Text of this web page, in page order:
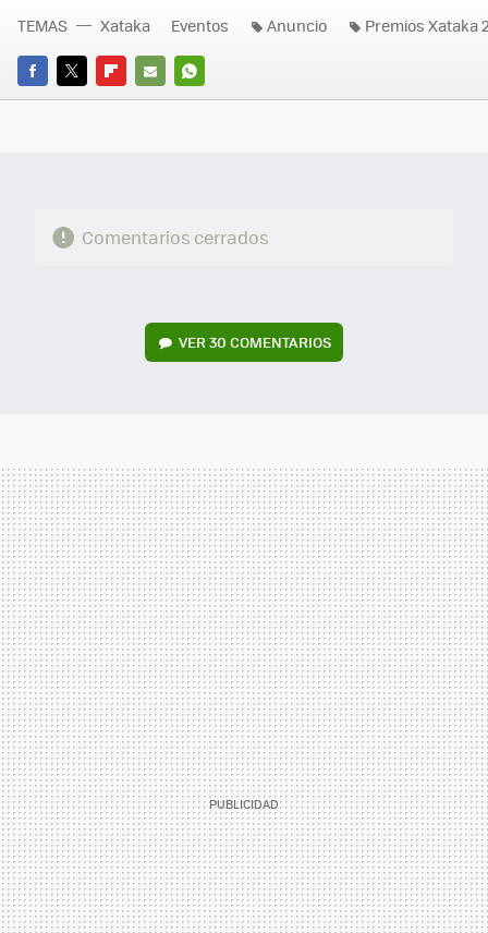
FACEBOOK
TWITTERFLIPBOARD
E-
WHATSAPP
TEMAS Xataka Eventos Anuncio Premios Xataka
Comentarios cerrados
VER30 COMENTARIOS